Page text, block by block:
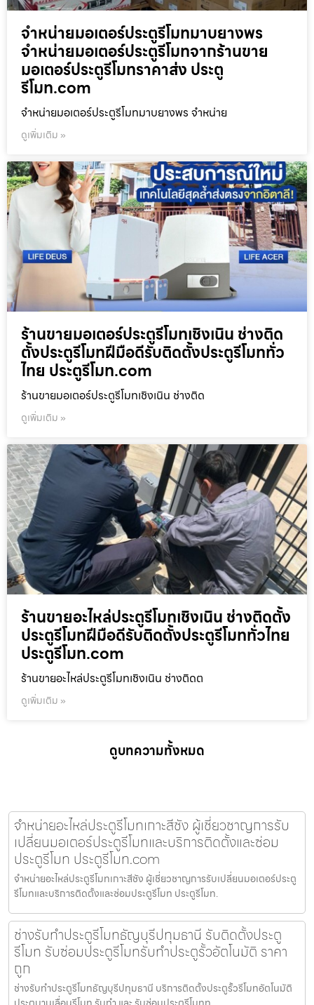
จำหน่ายมอเตอร์ประตูรีโมทมาบยางพร
จำหน่ายมอเตอร์ประตูรีโมทจากร้านขาย
มอเตอร์ประตูรีโมทราคาส่ง ประตู
รีโมท.com
จำหน่ายมอเตอร์ประตูรีโมทมาบยางพร จำหน่าย
ดูเพิ่มเติม »
ร้านขายมอเตอร์ประตูรีโมทเชิงเนิน ช่างติด
ตั้งประตูรีโมทฝีมือดีรับติดตั้งประตูรีโมททั่ว
ไทย ประตูรีโมท.com
ร้านขายมอเตอร์ประตูรีโมทเชิงเนิน ช่างติด
ดูเพิ่มเติม »
ร้านขายอะไหล่ประตูรีโมทเชิงเนิน ช่างติดตั้ง
ประตูรีโมทฝีมือดีรับติดตั้งประตูรีโมททั่วไทย
ประตูรีโมท.com
ร้านขายอะไหล่ประตูรีโมทเชิงเนิน ช่างติดต
ดูเพิ่มเติม »
ดูบทความทั้งหมด
จำหน่ายอะไหล่ประตูรีโมทเกาะสีชัง ผู้เชี่ยวชาญการรับ
เปลี่ยนมอเตอร์ประตูรีโมทและบริการติดตั้งและซ่อม
ประตูรีโมท ประตูรีโมท.com
จำหน่ายอะไหล่ประตูรีโมทเกาะสีชัง ผู้เชี่ยวชาญการรับเปลี่ยนมอเตอร์ประตู
รีโมทและบริการติดตั้งและซ่อมประตูรีโมท ประตูรีโมท.
ช่างรับทำประตูรีโมทธัญบุรีปทุมธานี รับติดตั้งประตู
รีโมท รับซ่อมประตูรีโมทรับทำประตูรั้วอัตโนมัติ ราคา
ถูก
ช่างรับทำประตูรีโมทธัญบุรีปทุมธานี บริการติดตั้งประตูรั้วรีโมทอัตโนมัติ